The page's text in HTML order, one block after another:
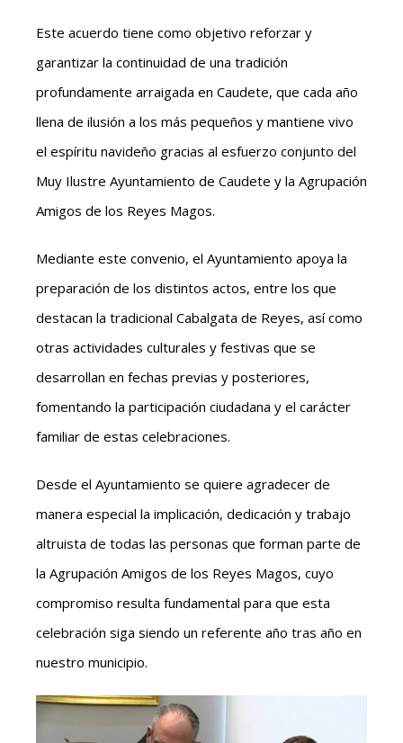
Este acuerdo tiene como objetivo reforzar y
garantizar la continuidad de una tradición
profundamente arraigada en Caudete, que cada año
llena de ilusión a los más pequeños y mantiene vivo
el espíritu navideño gracias al esfuerzo conjunto del
Muy Ilustre Ayuntamiento de Caudete y la Agrupación
Amigos de los Reyes Magos.
Mediante este convenio, el Ayuntamiento apoya la
preparación de los distintos actos, entre los que
destacan la tradicional Cabalgata de Reyes, así como
otras actividades culturales y festivas que se
desarrollan en fechas previas y posteriores,
fomentando la participación ciudadana y el carácter
familiar de estas celebraciones.
Desde el Ayuntamiento se quiere agradecer de
manera especial la implicación, dedicación y trabajo
altruista de todas las personas que forman parte de
la Agrupación Amigos de los Reyes Magos, cuyo
compromiso resulta fundamental para que esta
celebración siga siendo un referente año tras año en
nuestro municipio.